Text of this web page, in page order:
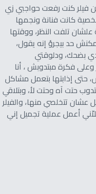
فيلر كنت رفعت حواجبي زي
كانت فنانة ونجمها
تلفت النظر، ووقتها
حد بيجرؤ إنه يقول،
بضحك، ودلوقتي
فكرة مبتدوبش ، أنا
حتى إذابتها بتعمل مشاكل
حتت آه وحتت لأ، وبتلاقي
عشان تتخلصي منها، والفيلر
أعمل عملية تجميل إني